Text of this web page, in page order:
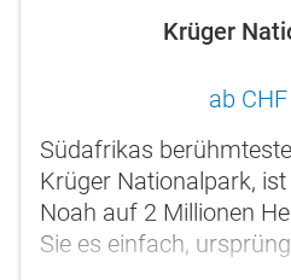
Krüger
ab
Südafrikas
Krüger Nationalpark,
Noah auf 2 Millionen
Sie es einfach,